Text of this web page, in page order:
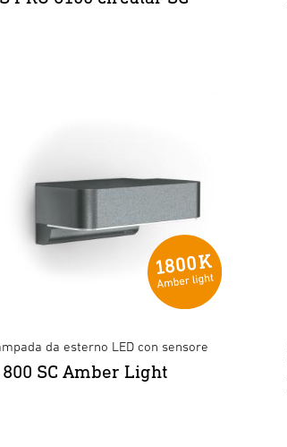
da esterno LED con sensore
SC Amber Light